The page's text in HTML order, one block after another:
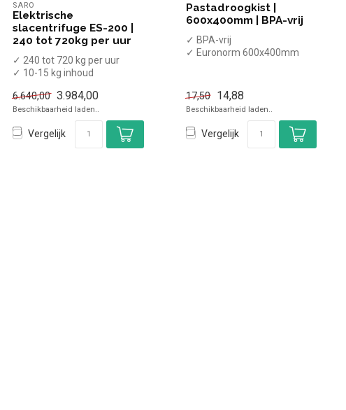
SARO
Elektrische
slacentrifuge ES-200 |
240 tot 720kg per uur
✓ 240 tot 720 kg per uur
✓ 10-15 kg inhoud
✓ 230 Volt, 550 Watt
6.640,00 3.984,00
Beschikbaarheid laden..
Vergelijk
Pastadroogkist |
600x400mm | BPA-vrij
✓ BPA-vrij
✓ Euronorm 600x400mm
17,50 14,88
Beschikbaarheid laden..
Vergelijk